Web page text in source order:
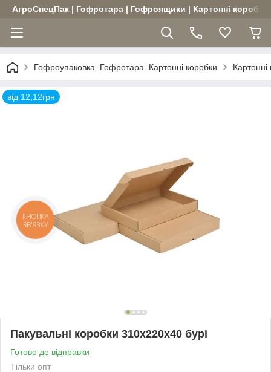
АгроСпецПак | Гофротара | Гофроящики | Картонні
Гофроупаковка. Гофротара. Картонні коробки Картонні
від 12,12грн
Пакувальні коробки 310х220х40 бурі
Готово до відправки
Тільки опт
КНОПКА
ЗВ'ЯЗКУ